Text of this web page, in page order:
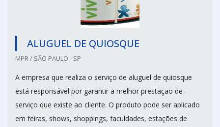
ALUGUEL DE QUIOSQUE
MPR / SÃO PAULO - SP
A empresa que realiza o serviço de aluguel de quiosque
está responsável por garantir a melhor prestação de
serviço que existe ao cliente. O produto pode ser aplicado
em feiras, shows, shoppings, faculdades, estações de